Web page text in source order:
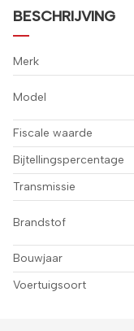
BESCHRIJVING
Merk
Model
Fiscale waarde
Bijtellingspercentage
Transmissie
Brandstof
Bouwjaar
Voertuigsoort